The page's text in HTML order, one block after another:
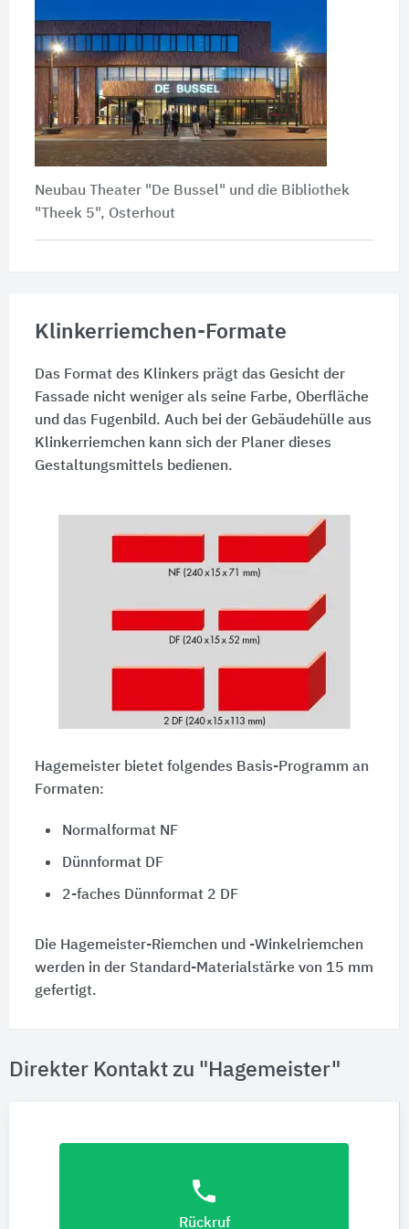
Neubau Theater "De Bussel" und die Bibliothek
"Theek 5", Osterhout
Klinkerriemchen-Formate
Das Format des Klinkers prägt das Gesicht der
Fassade nicht weniger als seine Farbe, Oberfläche
und das Fugenbild. Auch bei der Gebäudehülle aus
Klinkerriemchen kann sich der Planer dieses
Gestaltungsmittels bedienen.
Hagemeister bietet folgendes Basis-Programm an
Formaten:
Normalformat NF
Dünnformat DF
2-faches Dünnformat 2 DF
Die Hagemeister-Riemchen und -Winkelriemchen
werden in der Standard-Materialstärke von 15 mm
gefertigt.
Direkter Kontakt zu "Hagemeister"
phone
Rückruf